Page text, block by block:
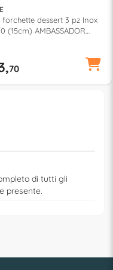
forchette dessert 3 pz Inox
(15cm) AMBASSADOR
70
di tutti gli
presente.